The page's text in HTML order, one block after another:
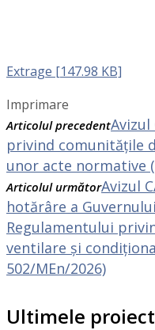
Extrage [147.98 KB]
Imprimare
Articolul precedentAvizul
privind comunitățile
unor acte normative
Articolul următorAvizul
hotărâre a
Regulamentului
ventilare și
502/MEn/2026)
Ultimele